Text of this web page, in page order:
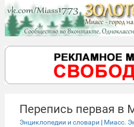
Перепись первая в
Энциклопедии и словари | Миасс.